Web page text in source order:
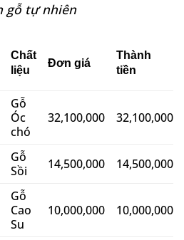
gỗ tự nhiên
Chất
liệu
Đơn giá
Thành
tiền
Gỗ
Óc
chó
32,100,000 32,100,000
Gỗ
Sồi
14,500,000 14,500,000
Gỗ
Cao
Su
10,000,000 10,000,000